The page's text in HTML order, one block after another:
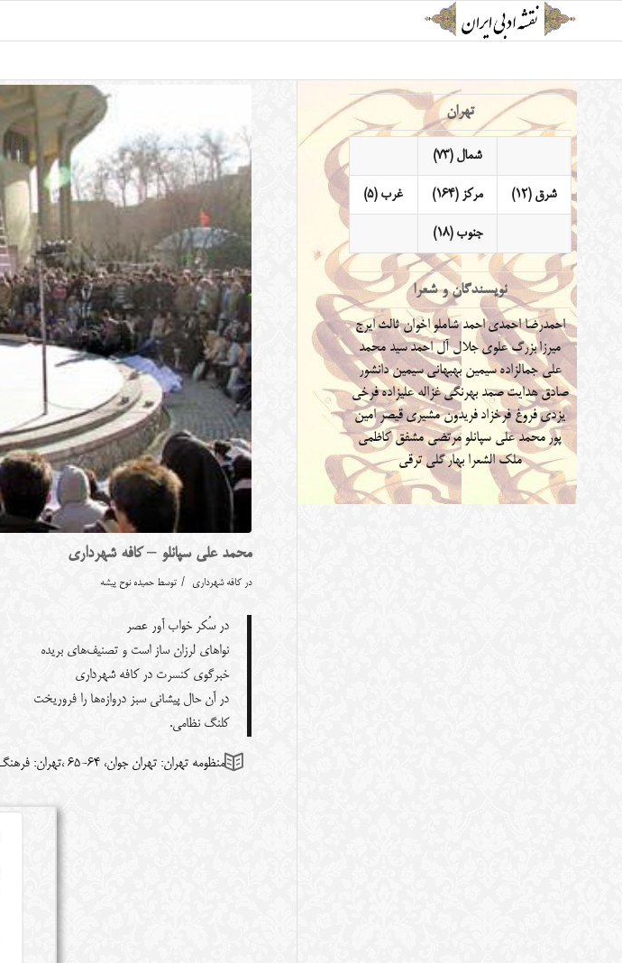
محمد علی سپانلو – کافه شهرداری
در کافه شهرداری / توسط حمیده نوح پیشه
در سُکر خواب آور عصر
نواهای لرزان ساز است و تصنیف‌های بریده
خبرگوی کنسرت در کافه شهرداری
در آن حال پیشانی سبز دروازه‌ها را فروریخت
کلنگ نظامی.
منظومه تهران: تهران جوان، 64-65 ،تهران: فرهنگ معاصر، 1384
تهران
شمال (73)
شرق (12) مرکز (164) غرب (5)
جنوب (18)
نویسندگان و شعرا
احمدرضا احمدیاحمد شاملواخوان ثالث ایرج
میرزابزرگ علوی جلال آل احمد سید محمد
علی جمالزاده سیمین بهبهانیسیمین دانشور
صادق هدایتصمد بهرنگیغزاله علیزادهفرخی
یزدیفروغ فرخزاد فریدون مشیری قیصر امین
پور محمد علی سپانلو مرتضی مشفق کاظمی
ملک الشعرا بهارگلی ترقی